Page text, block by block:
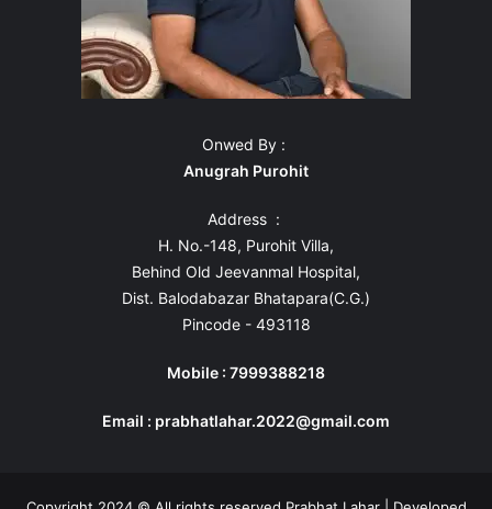
Onwed By :
Anugrah Purohit
Address :
H. No.-148, Purohit Villa,
Behind Old Jeevanmal Hospital,
Dist. Balodabazar Bhatapara(C.G.)
Pincode - 493118
Mobile : 7999388218
Email : prabhatlahar.2022@gmail.com